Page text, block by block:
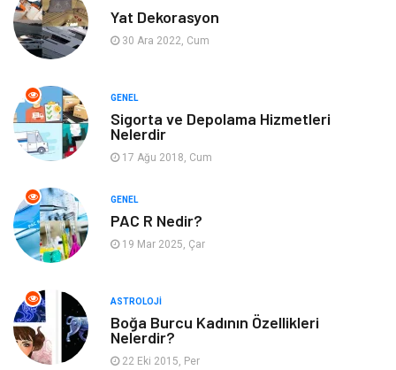
Gıda Organizasyon
Spor
Tatil Hobi
Genel Kültür
Müzik
Mobilya
Finans
Yat Dekorasyon
30 Ara 2022, Cum
GENEL
Sigorta ve Depolama Hizmetleri
Nelerdir
17 Ağu 2018, Cum
GENEL
PAC R Nedir?
19 Mar 2025, Çar
ASTROLOJI
Boğa Burcu Kadının Özellikleri
Nelerdir?
22 Eki 2015, Per